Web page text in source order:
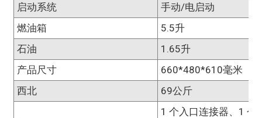
启动系统
手动/电启动
燃油箱
5.5升
石油
1.65升
产品尺寸
660*480*610毫米
西北
69公斤
1 个入口连接器、1 个